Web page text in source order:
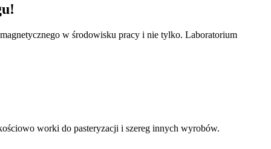
w środowisku pracy i nie tylko. Laboratorium
worki do pasteryzacji i szereg innych wyrobów.